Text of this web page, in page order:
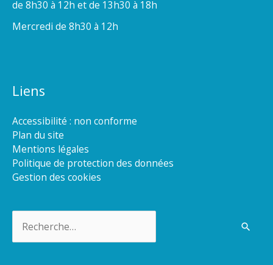
de 8h30 à 12h et de 13h30 à 18h
Mercredi de 8h30 à 12h
Liens
Accessibilité : non conforme
Plan du site
Mentions légales
Politique de protection des données
Gestion des cookies